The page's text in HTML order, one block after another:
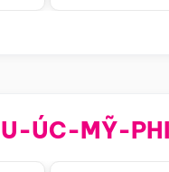
ÚC-MỸ-PHI